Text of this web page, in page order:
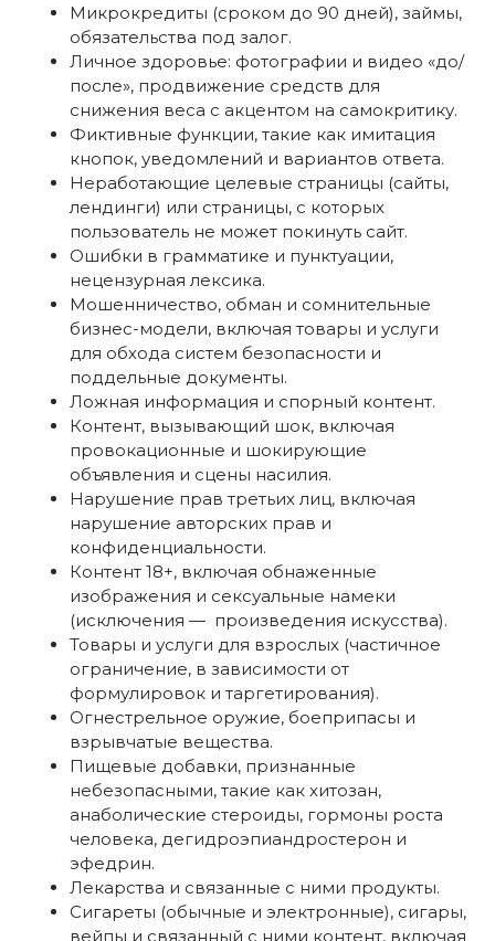
Микрокредиты (сроком до 90 дней), займы,
обязательства под залог.
Личное здоровье: фотографии и видео «до/
после», продвижение средств для
снижения веса с акцентом на самокритику.
Фиктивные функции, такие как имитация
кнопок, уведомлений и вариантов ответа.
Неработающие целевые страницы (сайты,
лендинги) или страницы, с которых
пользователь не может покинуть сайт.
Ошибки в грамматике и пунктуации,
нецензурная лексика.
Мошенничество, обман и сомнительные
бизнес-модели, включая товары и услуги
для обхода систем безопасности и
поддельные документы.
Ложная информация и спорный контент.
Контент, вызывающий шок, включая
провокационные и шокирующие
объявления и сцены насилия.
Нарушение прав третьих лиц, включая
нарушение авторских прав и
конфиденциальности.
Контент 18+, включая обнаженные
изображения и сексуальные намеки
(исключения — произведения искусства).
Товары и услуги для взрослых (частичное
ограничение, в зависимости от
формулировок и таргетирования).
Огнестрельное оружие, боеприпасы и
взрывчатые вещества.
Пищевые добавки, признанные
небезопасными, такие как хитозан,
анаболические стероиды, гормоны роста
человека, дегидроэпиандростерон и
эфедрин.
Лекарства и связанные с ними продукты.
Сигареты (обычные и электронные), сигары,
вейпы и связанный с ними контент, включая